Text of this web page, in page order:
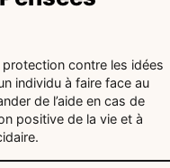
contre les idées
individu à faire face au
de l’aide en cas de
positive de la vie et à